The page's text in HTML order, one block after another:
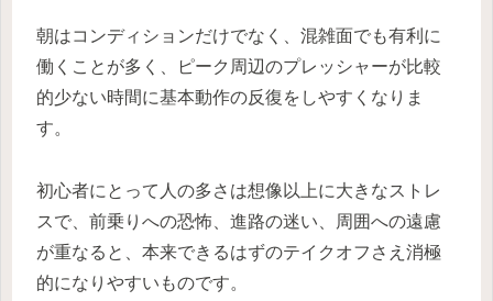
朝はコンディションだけでなく、混雑面でも有利に
働くことが多く、ピーク周辺のプレッシャーが比較
的少ない時間に基本動作の反復をしやすくなりま
す。
初心者にとって人の多さは想像以上に大きなストレ
スで、前乗りへの恐怖、進路の迷い、周囲への遠慮
が重なると、本来できるはずのテイクオフさえ消極
的になりやすいものです。